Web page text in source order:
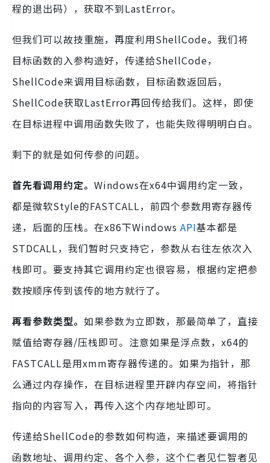
程的退出码），获取不到LastError。
但我们可以故技重施，再度利用ShellCode。我们将
目标函数的入参构造好，传递给ShellCode，
ShellCode来调用目标函数，目标函数返回后，
ShellCode获取LastError再回传给我们。这样，即使
在目标进程中调用函数失败了，也能失败得明明白白。
剩下的就是如何传参的问题。
首先看调用约定。 Windows在x64中调用约定一致，
都是微软Style的FASTCALL，前四个参数用寄存器传
递，后面的压栈。在x86下Windows API基本都是
STDCALL，我们暂时只支持它，参数从右往左依次入
栈即可。要支持其它调用约定也很容易，根据约定把参
数按顺序传到该传的地方就行了。
再看参数类型。 如果参数为立即数，那最简单了，直接
赋值给寄存器/压栈即可。注意如果是浮点数，x64的
FASTCALL是用xmm寄存器传递的。如果为指针，那
么通过内存操作，在目标进程里开辟内存空间，将指针
指向的内容写入，再传入这个内存地址即可。
传递给ShellCode的参数如何构造，来描述要调用的
函数地址、调用约定、各个入参，这个仁者见仁智者见